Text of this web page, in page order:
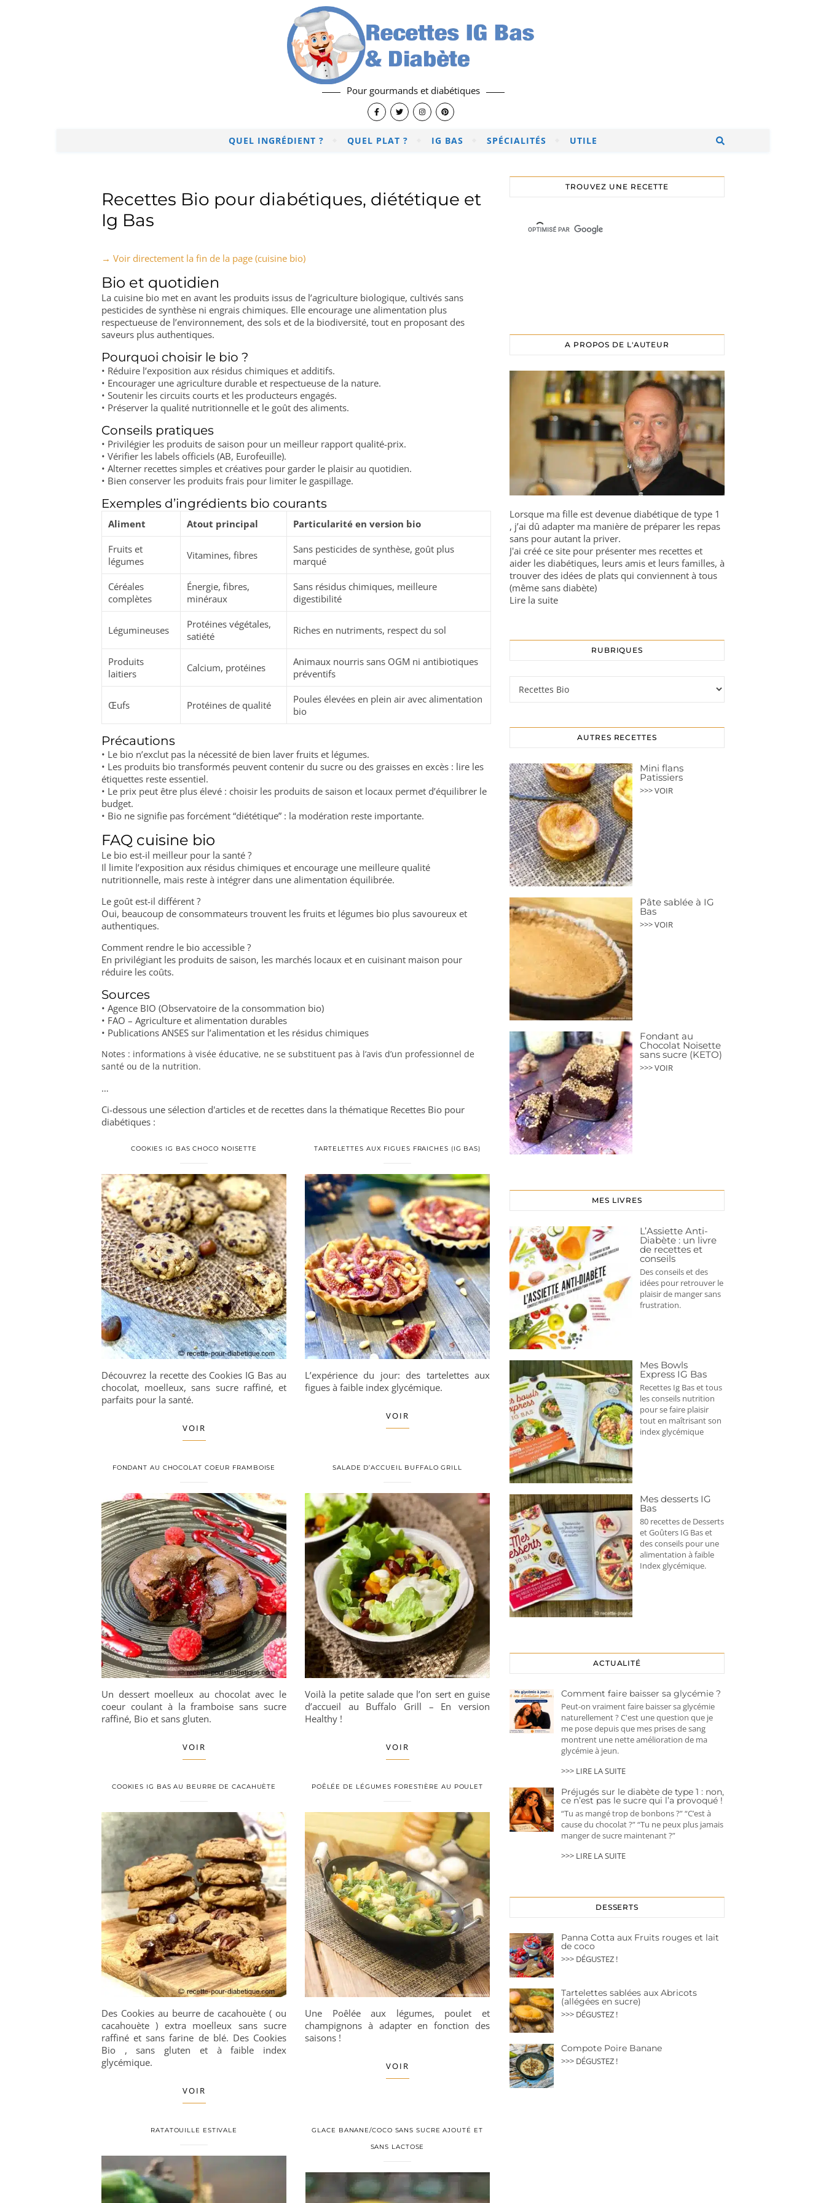
Pour gourmands et diabétiques
QUEL INGRÉDIENT ? QUEL PLAT ? IG BAS SPÉCIALITÉS UTILE
Recettes Bio pour diabétiques, diététique et
Ig Bas
→ Voir directement la fin de la page (cuisine bio)
Bio et quotidien
La cuisine bio met en avant les produits issus de l’agriculture biologique, cultivés sans
pesticides de synthèse ni engrais chimiques. Elle encourage une alimentation plus
respectueuse de l’environnement, des sols et de la biodiversité, tout en proposant des
saveurs plus authentiques.
Pourquoi choisir le bio ?
• Réduire l’exposition aux résidus chimiques et additifs.
• Encourager une agriculture durable et respectueuse de la nature.
• Soutenir les circuits courts et les producteurs engagés.
• Préserver la qualité nutritionnelle et le goût des aliments.
Conseils pratiques
• Privilégier les produits de saison pour un meilleur rapport qualité-prix.
• Vérifier les labels officiels (AB, Eurofeuille).
• Alterner recettes simples et créatives pour garder le plaisir au quotidien.
• Bien conserver les produits frais pour limiter le gaspillage.
Exemples d’ingrédients bio courants
Aliment Atout principal Particularité en version bio
Fruits et
légumes
Vitamines, fibres
Sans pesticides de synthèse, goût plus
marqué
Céréales
complètes
Énergie, fibres,
minéraux
Sans résidus chimiques, meilleure
digestibilité
Légumineuses
Protéines végétales,
satiété
Riches en nutriments, respect du sol
Produits
laitiers
Calcium, protéines
Animaux nourris sans OGM ni antibiotiques
préventifs
Œufs Protéines de qualité
Poules élevées en plein air avec alimentation
bio
Précautions
• Le bio n’exclut pas la nécessité de bien laver fruits et légumes.
• Les produits bio transformés peuvent contenir du sucre ou des graisses en excès : lire les
étiquettes reste essentiel.
• Le prix peut être plus élevé : choisir les produits de saison et locaux permet d’équilibrer le
budget.
• Bio ne signifie pas forcément “diététique” : la modération reste importante.
FAQ cuisine bio
Le bio est-il meilleur pour la santé ?
Il limite l’exposition aux résidus chimiques et encourage une meilleure qualité
nutritionnelle, mais reste à intégrer dans une alimentation équilibrée.
Le goût est-il différent ?
Oui, beaucoup de consommateurs trouvent les fruits et légumes bio plus savoureux et
authentiques.
Comment rendre le bio accessible ?
En privilégiant les produits de saison, les marchés locaux et en cuisinant maison pour
réduire les coûts.
Sources
• Agence BIO (Observatoire de la consommation bio)
• FAO – Agriculture et alimentation durables
• Publications ANSES sur l’alimentation et les résidus chimiques
Notes : informations à visée éducative, ne se substituent pas à l’avis d’un professionnel de
santé ou de la nutrition.
…
Ci-dessous une sélection d'articles et de recettes dans la thématique Recettes Bio pour
diabétiques :
COOKIES IG BAS CHOCO NOISETTE
Découvrez la recette des Cookies IG Bas au
chocolat, moelleux, sans sucre raffiné, et
parfaits pour la santé.
VOIR
TARTELETTES AUX FIGUES FRAICHES (IG BAS)
L’expérience du jour: des tartelettes aux
figues à faible index glycémique.
VOIR
FONDANT AU CHOCOLAT COEUR FRAMBOISE
Un dessert moelleux au chocolat avec le
coeur coulant à la framboise sans sucre
raffiné, Bio et sans gluten.
VOIR
SALADE D’ACCUEIL BUFFALO GRILL
Voilà la petite salade que l’on sert en guise
d’accueil au Buffalo Grill – En version
Healthy !
VOIR
COOKIES IG BAS AU BEURRE DE CACAHUÈTE
Des Cookies au beurre de cacahouète ( ou
cacahouète ) extra moelleux sans sucre
raffiné et sans farine de blé. Des Cookies
Bio , sans gluten et à faible index
glycémique.
VOIR
POÊLÉE DE LÉGUMES FORESTIÈRE AU POULET
Une Poêlée aux légumes, poulet et
champignons à adapter en fonction des
saisons !
VOIR
RATATOUILLE ESTIVALE GLACE BANANE/COCO SANS SUCRE AJOUTÉ ET
SANS LACTOSE
TROUVEZ UNE RECETTE
A PROPOS DE L'AUTEUR
Lorsque ma fille est devenue diabétique de type 1
, j’ai dû adapter ma manière de préparer les repas
sans pour autant la priver.
J'ai créé ce site pour présenter mes recettes et
aider les diabétiques, leurs amis et leurs familles, à
trouver des idées de plats qui conviennent à tous
(même sans diabète)
Lire la suite
RUBRIQUES
AUTRES RECETTES
Mini flans
Patissiers
>>> VOIR
Pâte sablée à IG
Bas
>>> VOIR
Fondant au
Chocolat Noisette
sans sucre (KETO)
>>> VOIR
MES LIVRES
L’Assiette Anti-
Diabète : un livre
de recettes et
conseils
Des conseils et des
idées pour retrouver le
plaisir de manger sans
frustration.
Mes Bowls
Express IG Bas
Recettes Ig Bas et tous
les conseils nutrition
pour se faire plaisir
tout en maîtrisant son
index glycémique
Mes desserts IG
Bas
80 recettes de Desserts
et Goûters IG Bas et
des conseils pour une
alimentation à faible
Index glycémique.
ACTUALITÉ
Comment faire baisser sa glycémie ?
Peut-on vraiment faire baisser sa glycémie
naturellement ? C'est une question que je
me pose depuis que mes prises de sang
montrent une nette amélioration de ma
glycémie à jeun.
>>> LIRE LA SUITE
Préjugés sur le diabète de type 1 : non,
ce n’est pas le sucre qui l’a provoqué !
“Tu as mangé trop de bonbons ?” “C’est à
cause du chocolat ?” “Tu ne peux plus jamais
manger de sucre maintenant ?”
>>> LIRE LA SUITE
DESSERTS
Panna Cotta aux Fruits rouges et lait
de coco
>>> DÉGUSTEZ !
Tartelettes sablées aux Abricots
(allégées en sucre)
>>> DÉGUSTEZ !
Compote Poire Banane
>>> DÉGUSTEZ !